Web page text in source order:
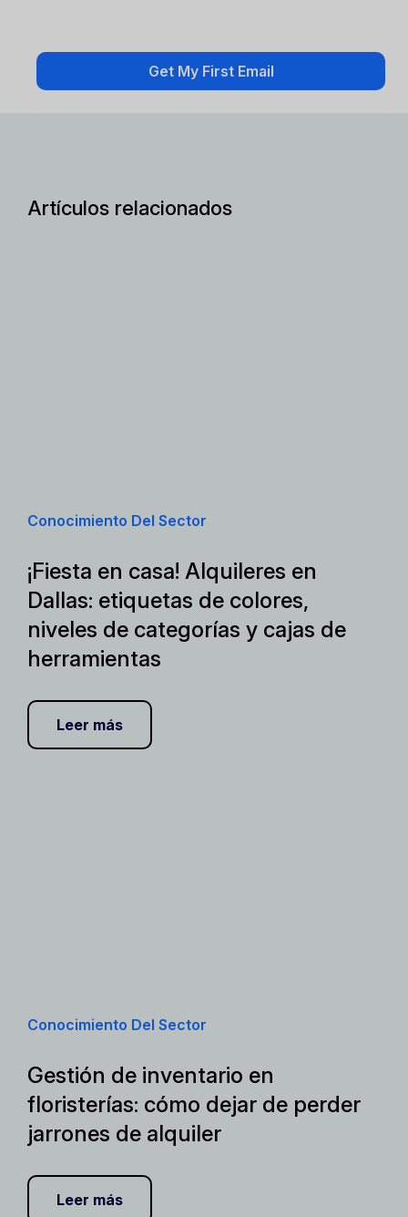
Artículos relacionados
Conocimiento Del Sector
¡Fiesta en casa! Alquileres en
Dallas: etiquetas de colores,
niveles de categorías y cajas de
herramientas
Leer más
Conocimiento Del Sector
Gestión de inventario en
floristerías: cómo dejar de perder
jarrones de alquiler
Leer más